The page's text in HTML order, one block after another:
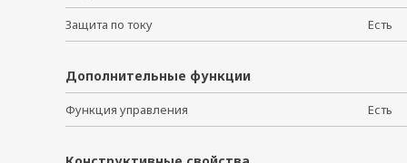
Защита по току Есть
Дополнительные функции
Функция управления Есть